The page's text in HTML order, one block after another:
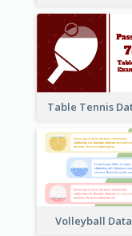
Table Tennis
Volleyball Data